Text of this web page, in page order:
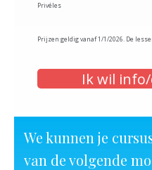
Privéles
Prijzen geldig vanaf 1/1/2026. De
Ik wil
We kunnen je
van de volgende